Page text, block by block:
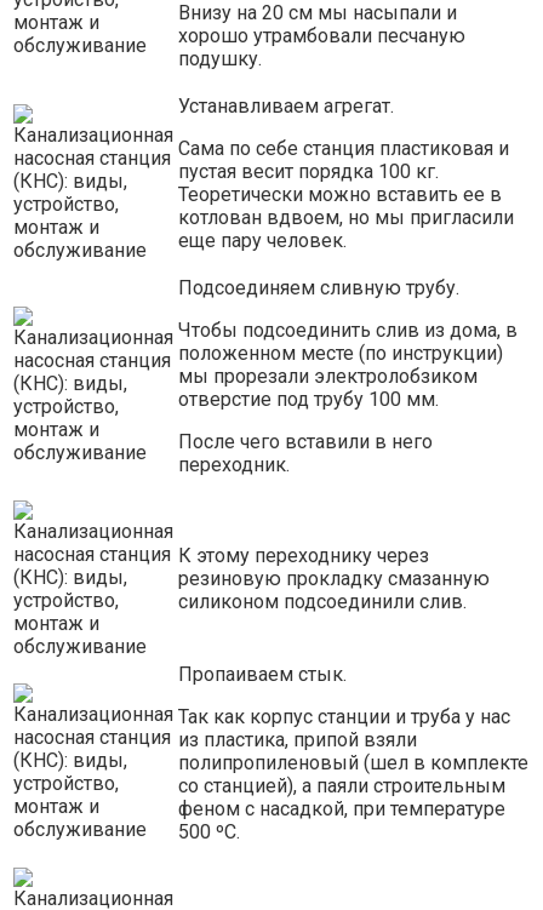
Внизу на 20 см мы насыпали и
хорошо утрамбовали песчаную
подушку.
Устанавливаем агрегат.
Сама по себе станция пластиковая и
пустая весит порядка 100 кг.
Теоретически можно вставить ее в
котлован вдвоем, но мы пригласили
еще пару человек.
Подсоединяем сливную трубу.
Чтобы подсоединить слив из дома, в
положенном месте (по инструкции)
мы прорезали электролобзиком
отверстие под трубу 100 мм.
После чего вставили в него
переходник.
К этому переходнику через
резиновую прокладку смазанную
силиконом подсоединили слив.
Пропаиваем стык.
Так как корпус станции и труба у нас
из пластика, припой взяли
полипропиленовый (шел в комплекте
со станцией), а паяли строительным
феном с насадкой, при температуре
500 ºС.